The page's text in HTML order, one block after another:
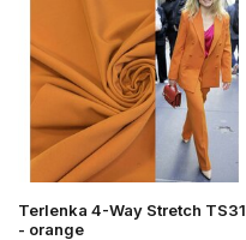
Terlenka 4-Way Stretch TS31
- orange